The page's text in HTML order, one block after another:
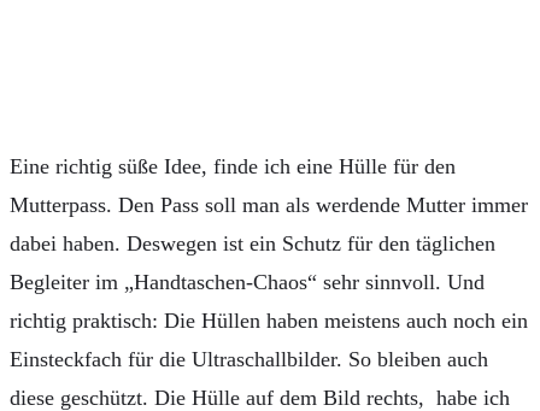
Eine richtig süße Idee, finde ich eine Hülle für den
Mutterpass. Den Pass soll man als werdende Mutter immer
dabei haben. Deswegen ist ein Schutz für den täglichen
Begleiter im „Handtaschen-Chaos“ sehr sinnvoll. Und
richtig praktisch: Die Hüllen haben meistens auch noch ein
Einsteckfach für die Ultraschallbilder. So bleiben auch
diese geschützt. Die Hülle auf dem Bild rechts, habe ich